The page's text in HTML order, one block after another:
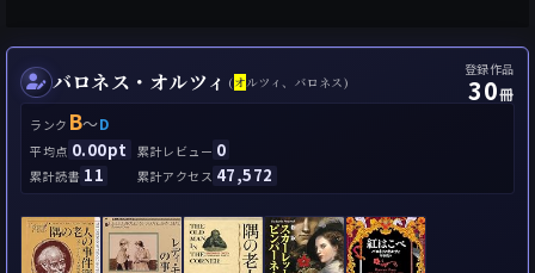
バロネス・オルツィ (オルツィ、バロネス)
登録作品
30冊
ランク B～D
平均点 0.00pt 累計レビュー 0
累計読書 11 累計アクセス 47,572